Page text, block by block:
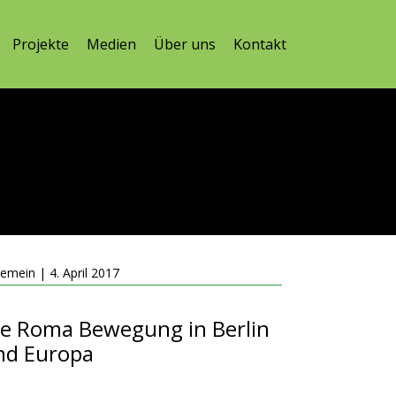
Projekte Medien Über uns Kontakt
| 4. April 2017
Roma Bewegung in Berlin
Europa